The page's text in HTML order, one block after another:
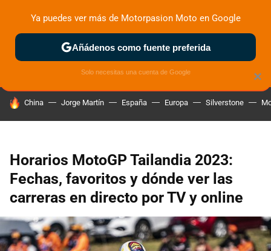
ZONA DE PRUEBAS DEPORTIVAS MOTOS ELÉCTRICAS
HOY SE HABLA DE
China Jorge Martín España Europa Silverstone
Horarios MotoGP Tailandia 2023:
Fechas, favoritos y dónde ver las
carreras en directo por TV y online
×
Ya puedes ver más de Motorpasion Moto en Google
Añádenos como fuente preferida
Solo necesitas una cuenta de Google